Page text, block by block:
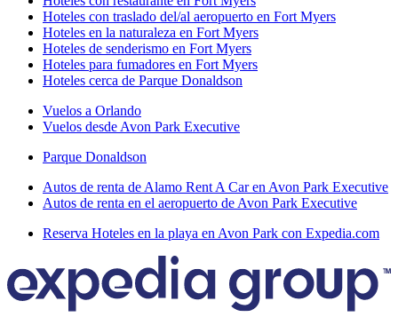
Hoteles con traslado del/al aeropuerto en Fort Myers
Hoteles en la naturaleza en Fort Myers
Hoteles de senderismo en Fort Myers
Hoteles para fumadores en Fort Myers
Hoteles cerca de Parque Donaldson
Vuelos a Orlando
Vuelos desde Avon Park Executive
Parque Donaldson
Autos de renta de Alamo Rent A Car en Avon Park Executive
Autos de renta en el aeropuerto de Avon Park Executive
Reserva Hoteles en la playa en Avon Park con Expedia.com